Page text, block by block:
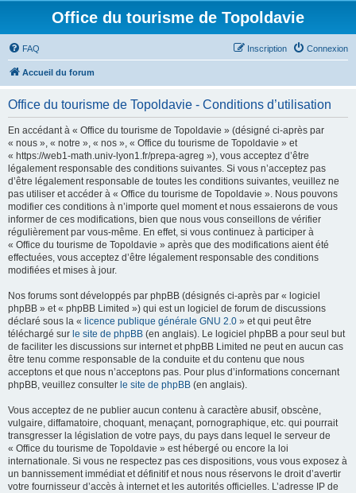
Office du tourisme de Topoldavie
FAQ Connexion
Inscription
Accueil du forum
Office du tourisme de Topoldavie - Conditions d’utilisation
En accédant à « Office du tourisme de Topoldavie » (désigné ci-après par
« nous », « notre », « nos », « Office du tourisme de Topoldavie » et
« https://web1-math.univ-lyon1.fr/prepa-agreg »), vous acceptez d’être
légalement responsable des conditions suivantes. Si vous n’acceptez pas
d’être légalement responsable de toutes les conditions suivantes, veuillez ne
pas utiliser et accéder à « Office du tourisme de Topoldavie ». Nous pouvons
modifier ces conditions à n’importe quel moment et nous essaierons de vous
informer de ces modifications, bien que nous vous conseillons de vérifier
régulièrement par vous-même. En effet, si vous continuez à participer à
« Office du tourisme de Topoldavie » après que des modifications aient été
effectuées, vous acceptez d’être légalement responsable des conditions
modifiées et mises à jour.
Nos forums sont développés par phpBB (désignés ci-après par « logiciel
phpBB » et « phpBB Limited ») qui est un logiciel de forum de discussions
déclaré sous la « licence publique générale GNU 2.0 » et qui peut être
téléchargé sur le site de phpBB (en anglais). Le logiciel phpBB a pour seul but
de faciliter les discussions sur internet et phpBB Limited ne peut en aucun cas
être tenu comme responsable de la conduite et du contenu que nous
acceptons et que nous n’acceptons pas. Pour plus d’informations concernant
phpBB, veuillez consulter le site de phpBB (en anglais).
Vous acceptez de ne publier aucun contenu à caractère abusif, obscène,
vulgaire, diffamatoire, choquant, menaçant, pornographique, etc. qui pourrait
transgresser la législation de votre pays, du pays dans lequel le serveur de
« Office du tourisme de Topoldavie » est hébergé ou encore la loi
internationale. Si vous ne respectez pas ces dispositions, vous vous exposez à
un bannissement immédiat et définitif et nous nous réservons le droit d’avertir
votre fournisseur d’accès à internet et les autorités officielles. L’adresse IP de